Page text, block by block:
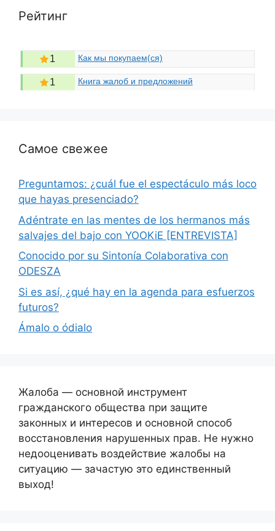
Рейтинг
1 Как мы покупаем(ся)
1 Книга жалоб и предложений
Самое свежее
Preguntamos: ¿cuál fue el espectáculo más loco
que hayas presenciado?
Adéntrate en las mentes de los hermanos más
salvajes del bajo con YOOKiE [ENTREVISTA]
Conocido por su Sintonía Colaborativa con
ODESZA
Si es así, ¿qué hay en la agenda para esfuerzos
futuros?
Ámalo o ódialo
Жалоба — основной инструмент
гражданского общества при защите
законных и интересов и основной способ
восстановления нарушенных прав. Не нужно
недооценивать воздействие жалобы на
ситуацию — зачастую это единственный
выход!